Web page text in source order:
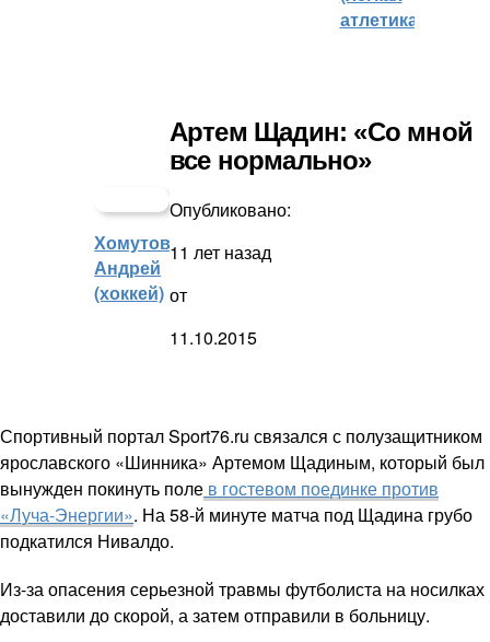
атлетика)
Хомутов
Андрей
(хоккей)
Артем Щадин: «Со мной
все нормально»
Опубликовано:
11 лет назад
от
11.10.2015
Спортивный портал Sport76.ru связался с полузащитником
ярославского «Шинника» Артемом Щадиным, который был
вынужден покинуть поле в гостевом поединке против
«Луча-Энергии». На 58-й минуте матча под Щадина грубо
подкатился Нивалдо.
Из-за опасения серьезной травмы футболиста на носилках
доставили до скорой, а затем отправили в больницу.